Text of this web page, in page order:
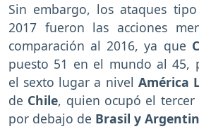
Sin embargo, los ataques tipo
2017 fueron las acciones
comparación al 2016, ya que
puesto 51 en el mundo al 45,
el sexto lugar a nivel América
de Chile, quien ocupó el
por debajo de Brasil y